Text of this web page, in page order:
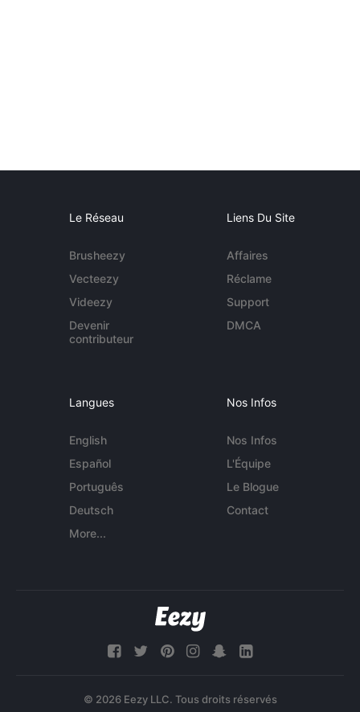
Le Réseau
Brusheezy
Vecteezy
Videezy
Devenir
contributeur
Liens Du Site
Affaires
Réclame
Support
DMCA
Langues
English
Español
Português
Deutsch
More...
Nos Infos
Nos Infos
L'Équipe
Le Blogue
Contact
© 2026 Eezy LLC. Tous droits réservés